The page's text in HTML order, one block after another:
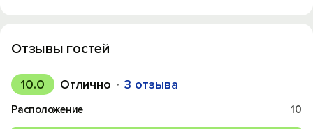
Отзывы гостей
10.0 Отлично 3 отзыва
Расположение 10